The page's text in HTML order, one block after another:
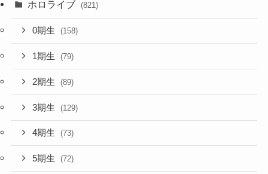
(129)
4期生 (73)
5期生 (72)
6期生(秘密結社holoX)
(30)